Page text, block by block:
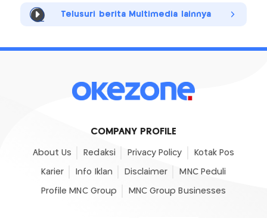
Telusuri berita Multimedia lainnya
COMPANY PROFILE
About Us Redaksi Privacy Policy Kotak Pos
Karier Info Iklan Disclaimer MNC Peduli
Profile MNC Group MNC Group Businesses